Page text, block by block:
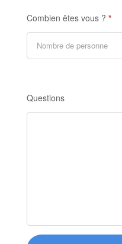
Combien êtes vous ? *
Questions